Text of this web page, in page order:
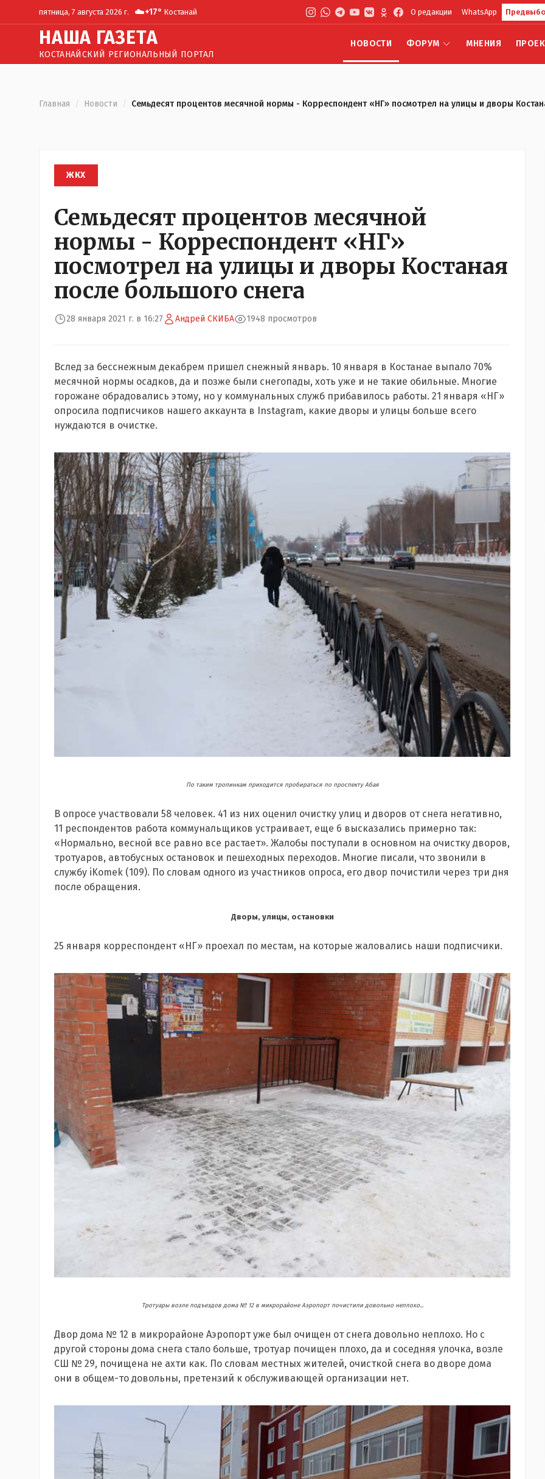
пятница, 7 августа 2026 г. ☁️+17° Костанай О редакции WhatsApp
НАША ГАЗЕТА
КОСТАНАЙСКИЙ РЕГИОНАЛЬНЫЙ ПОРТАЛ
НОВОСТИ ФОРУМ МНЕНИЯ
Главная / Новости / Семьдесят процентов месячной нормы - Корреспондент «НГ» посмотрел на улицы и дворы
ЖКХ
Семьдесят процентов месячной
нормы - Корреспондент «НГ»
посмотрел на улицы и дворы Костаная
после большого снега
28 января 2021 г. в 16:27 Андрей СКИБА 1948 просмотров
Вслед за бесснежным декабрем пришел снежный январь. 10 января в Костанае выпало 70%
месячной нормы осадков, да и позже были снегопады, хоть уже и не такие обильные. Многие
горожане обрадовались этому, но у коммунальных служб прибавилось работы. 21 января «НГ»
опросила подписчиков нашего аккаунта в Instagram, какие дворы и улицы больше всего
нуждаются в очистке.
По таким тропинкам приходится пробираться по проспекту Абая
В опросе участвовали 58 человек. 41 из них оценил очистку улиц и дворов от снега негативно,
11 респондентов работа коммунальщиков устраивает, еще 6 высказались примерно так:
«Нормально, весной все равно все растает». Жалобы поступали в основном на очистку дворов,
тротуаров, автобусных остановок и пешеходных переходов. Многие писали, что звонили в
службу iKomek (109). По словам одного из участников опроса, его двор почистили через три дня
после обращения.
Дворы, улицы, остановки
25 января корреспондент «НГ» проехал по местам, на которые жаловались наши подписчики.
Тротуары возле подъездов дома № 12 в микрорайоне Аэропорт почистили довольно неплохо...
Двор дома № 12 в микрорайоне Аэропорт уже был очищен от снега довольно неплохо. Но с
другой стороны дома снега стало больше, тротуар почищен плохо, да и соседняя улочка, возле
СШ № 29, почищена не ахти как. По словам местных жителей, очисткой снега во дворе дома
они в общем-то довольны, претензий к обслуживающей организации нет.